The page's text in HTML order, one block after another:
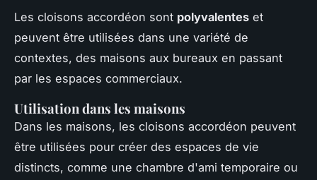
Les cloisons accordéon sont polyvalentes et
peuvent être utilisées dans une variété de
contextes, des maisons aux bureaux en passant
par les espaces commerciaux.
Utilisation dans les maisons
Dans les maisons, les cloisons accordéon peuvent
être utilisées pour créer des espaces de vie
distincts, comme une chambre d'ami temporaire ou